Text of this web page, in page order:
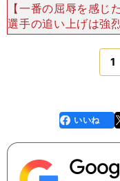
【一番の屈辱を感
選手の追い上げは強
計得点を千葉の自己
ケートカナダ）を
1
faceboo
k
いいね